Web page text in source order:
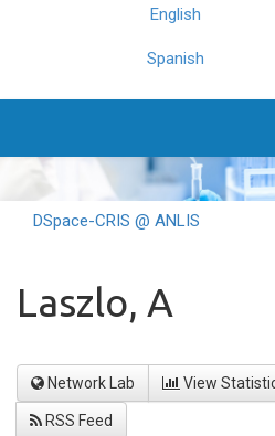
English
Spanish
DSpace-CRIS @ ANLIS
Laszlo, A
Network Lab View
RSS Feed